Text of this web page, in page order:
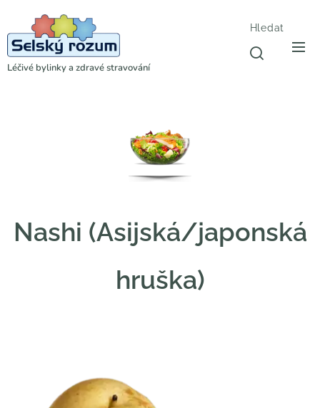
Léčivé bylinky a zdravé stravování
Hledat
Nashi (Asijská/japonská
hruška)